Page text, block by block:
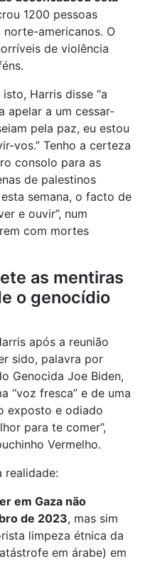
1200 pessoas
americanos. O
de violência
Harris disse “a
apelar a um cessar-
pela paz, eu estou
vos.” Tenho a certeza
consolo para as
de palestinos
semana, o facto de
e ouvir”, num
com mortes
as mentiras
o genocídio
após a reunião
sido, palavra por
Genocida Joe Biden,
“voz fresca” e de uma
exposto e odiado
para te comer”,
Vermelho.
realidade:
em Gaza não
de 2023, mas sim
limpeza étnica da
em árabe) em